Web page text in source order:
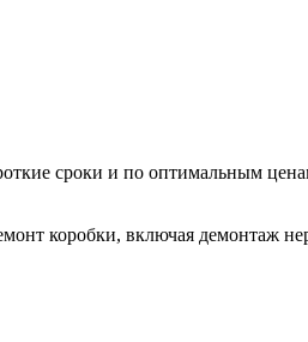
сроки и по оптимальным
коробки, включая демонтаж